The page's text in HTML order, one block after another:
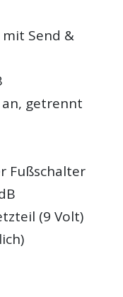
Send &
getrennt
Fußschalter
(9 Volt)